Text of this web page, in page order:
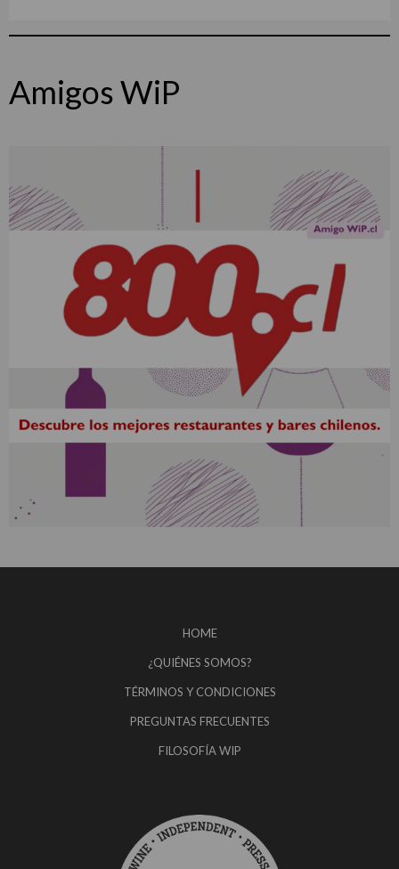
Amigos WiP
HOME
¿QUIÉNES SOMOS?
TÉRMINOS Y CONDICIONES
PREGUNTAS FRECUENTES
FILOSOFÍA WIP